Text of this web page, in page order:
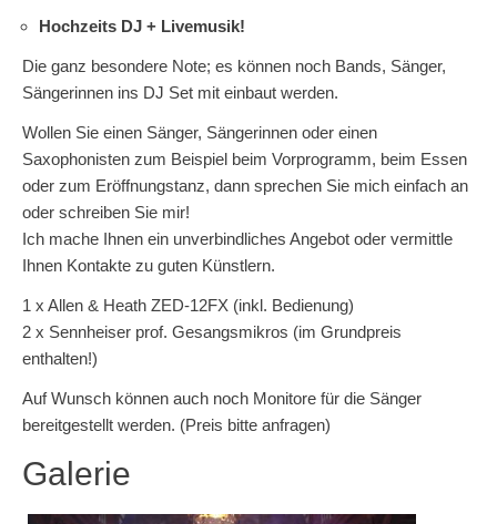
Hochzeits DJ + Livemusik!
Die ganz besondere Note; es können noch Bands, Sänger,
Sängerinnen ins DJ Set mit einbaut werden.
Wollen Sie einen Sänger, Sängerinnen oder einen
Saxophonisten zum Beispiel beim Vorprogramm, beim Essen
oder zum Eröffnungstanz, dann sprechen Sie mich einfach an
oder schreiben Sie mir!
Ich mache Ihnen ein unverbindliches Angebot oder vermittle
Ihnen Kontakte zu guten Künstlern.
1 x Allen & Heath ZED-12FX (inkl. Bedienung)
2 x Sennheiser prof. Gesangsmikros (im Grundpreis
enthalten!)
Auf Wunsch können auch noch Monitore für die Sänger
bereitgestellt werden. (Preis bitte anfragen)
Galerie